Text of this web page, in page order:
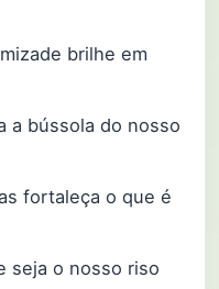
brilhe em
a bússola do nosso
fortaleça o que é
seja o nosso riso